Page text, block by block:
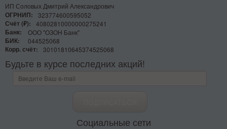
ИП Соловых Дмитрий Александрович
ОГРНИП:
323774600595052
Счёт (₽):
40802810000000275241
Банк:
ООО "ОЗОН Банк"
БИК:
044525068
Корр. счёт:
30101810645374525068
Будьте в курсе последних акций!
Социальные сети